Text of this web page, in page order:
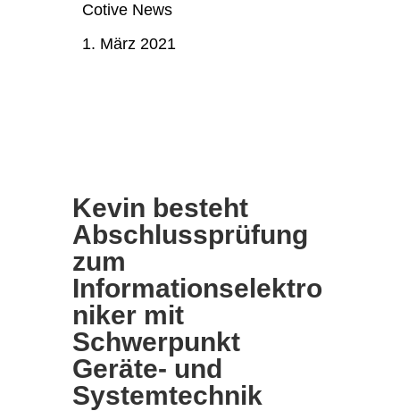
Cotive News
1. März 2021
Kevin besteht
Abschlussprüfung
zum
Informationselektro
niker mit
Schwerpunkt
Geräte- und
Systemtechnik